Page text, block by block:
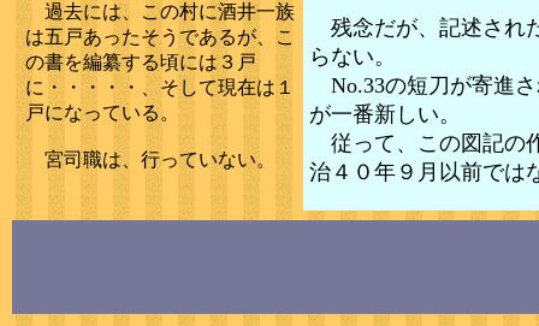
過去には、この村に酒井一族
は五戸あったそうであるが、こ
の書を編纂する頃には３戸
に・・・・・、そして現在は１
戸になっている。
宮司職は、行っていない。
残念だが、記述され
らない。
No.33の短刀が寄進
が一番新しい。
従って、この図記の
治４０年９月以前では